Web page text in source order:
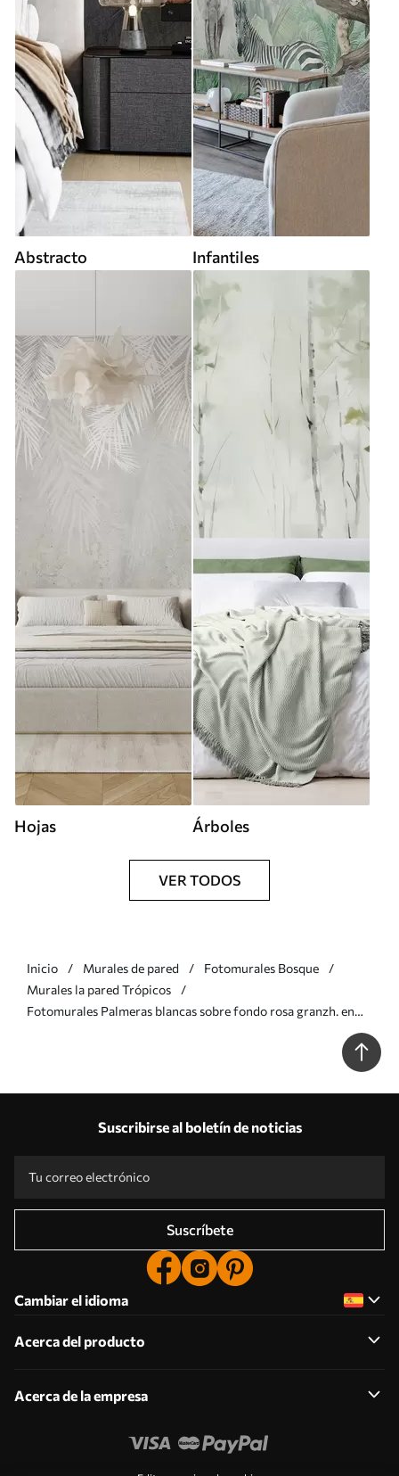
Abstracto Infantiles
Hojas Árboles
VER TODOS
Inicio Murales de pared
Fotomurales Bosque
Murales la pared Trópicos
Fotomurales Palmeras blancas sobre fondo rosa granzh. en
Suscribirse al boletín de noticias
Suscríbete
Cambiar el idioma
Acerca del producto
Acerca de la empresa